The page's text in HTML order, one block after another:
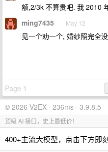
额,2/3k 不算贵吧. 我 2010
ming7435 May 12
见一个劝一个, 婚纱照完全
Page 1
© 2026 V2EX · 236ms · 3.9.8.5
顶级 AI 接口，史上最低价！
400+主流大模型，点击下方即